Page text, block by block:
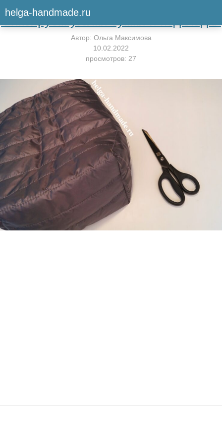
helga-handmade.ruВернуться к мастер-классу
Фиксируем уголки сумки и подкладки
Автор: Ольга Максимова
10.02.2022
просмотров: 27